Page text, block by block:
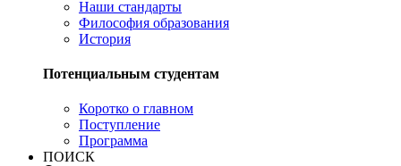
Наши стандарты
Философия образования
История
Потенциальным студентам
Коротко о главном
Поступление
Программа
ПОИСК